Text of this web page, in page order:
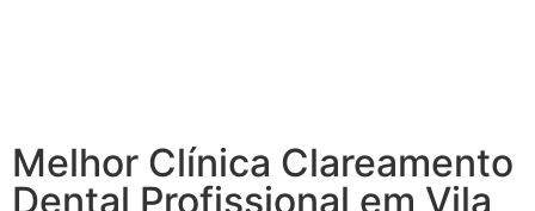
Melhor Clínica Clareamento
Dental Profissional em Vila